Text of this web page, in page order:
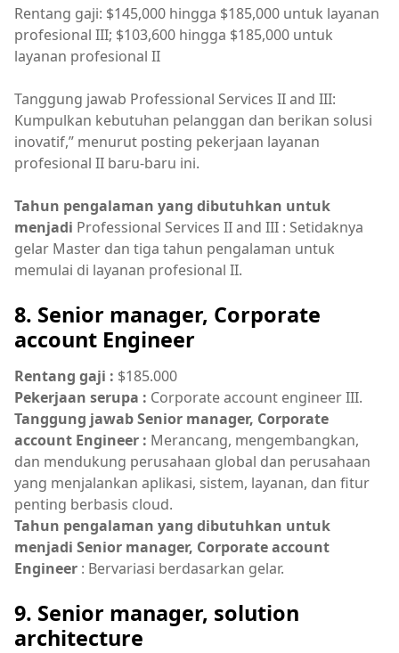
Rentang gaji: $145,000 hingga $185,000 untuk layanan
profesional III; $103,600 hingga $185,000 untuk
layanan profesional II
Tanggung jawab Professional Services II and III:
Kumpulkan kebutuhan pelanggan dan berikan solusi
inovatif,” menurut posting pekerjaan layanan
profesional II baru-baru ini.
Tahun pengalaman yang dibutuhkan untuk
menjadi Professional Services II and III : Setidaknya
gelar Master dan tiga tahun pengalaman untuk
memulai di layanan profesional II.
8. Senior manager, Corporate
account Engineer
Rentang gaji : $185.000
Pekerjaan serupa : Corporate account engineer III.
Tanggung jawab Senior manager, Corporate
account Engineer : Merancang, mengembangkan,
dan mendukung perusahaan global dan perusahaan
yang menjalankan aplikasi, sistem, layanan, dan fitur
penting berbasis cloud.
Tahun pengalaman yang dibutuhkan untuk
menjadi Senior manager, Corporate account
Engineer : Bervariasi berdasarkan gelar.
9. Senior manager, solution
architecture